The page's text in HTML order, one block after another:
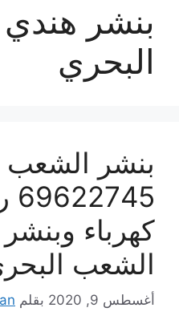
بنشر
البحري
بنشر الشعب
كهرباء
الشعب
أغسطس 9, 2020 بقلم